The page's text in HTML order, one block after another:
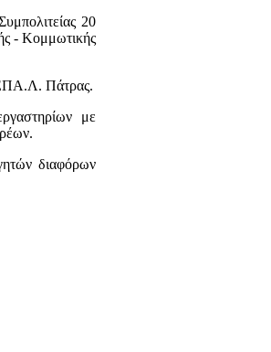
20
- Κομμωτικής
Πάτρας.
με
διαφόρων